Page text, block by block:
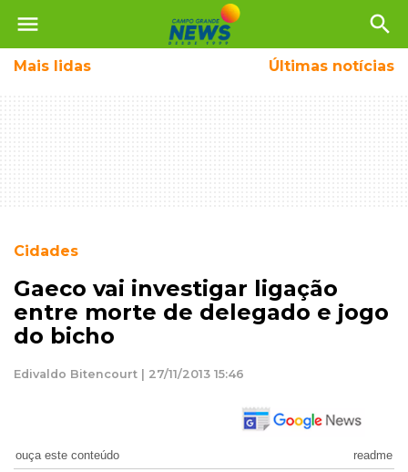
menu search
Mais lidas Últimas notícias
Cidades
Gaeco vai investigar ligação
entre morte de delegado e jogo
do bicho
Edivaldo Bitencourt | 27/11/2013 15:46
ouça este conteúdo readme